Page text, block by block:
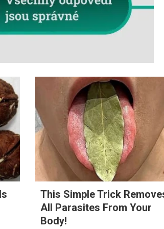
This Simple Trick
All Parasites From Your
Body!